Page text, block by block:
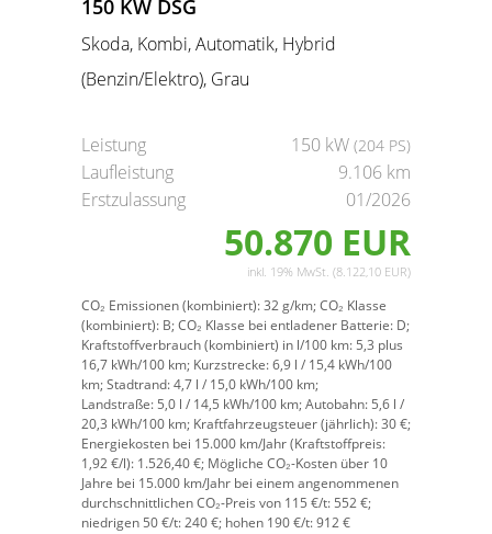
150 KW DSG
Skoda, Kombi, Automatik, Hybrid
(Benzin/Elektro), Grau
Leistung 150 kW (204 PS)
Laufleistung
9.106 km
Erstzulassung
01/2026
50.870 EUR
inkl. 19% MwSt. (8.122,10 EUR)
CO₂ Emissionen (kombiniert):32 g/km;CO₂ Klasse
(kombiniert): B;CO₂ Klasse bei entladener Batterie: D;
Kraftstoffverbrauch (kombiniert) in l/100 km: 5,3 plus
16,7 kWh/100 km; Kurzstrecke:6,9 l / 15,4 kWh/100
km;Stadtrand:4,7 l / 15,0 kWh/100 km;
Landstraße: 5,0 l / 14,5 kWh/100 km;Autobahn: 5,6 l /
20,3 kWh/100 km; Kraftfahrzeugsteuer (jährlich):30 €;
Energiekosten bei 15.000 km/Jahr (Kraftstoffpreis:
1,92€/l): 1.526,40 €; Mögliche CO₂-Kosten über 10
Jahre bei 15.000 km/Jahr bei einem angenommenen
durchschnittlichen CO₂-Preis von 115 €/t: 552 €;
niedrigen 50 €/t: 240 €; hohen 190 €/t: 912 €